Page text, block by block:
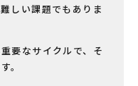
しい課題でもありま
要なサイクルで、そ
。